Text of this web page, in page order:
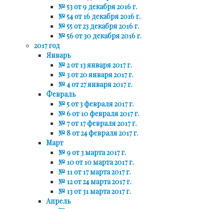
№ 53 от 9 декабря 2016 г.
№ 54 от 16 декабря 2016 г.
№ 55 от 23 декабря 2016 г.
№ 56 от 30 декабря 2016 г.
2017 год
Январь
№ 2 от 13 января 2017 г.
№ 3 от 20 января 2017 г.
№ 4 от 27 января 2017 г.
Февраль
№ 5 от 3 февраля 2017 г.
№ 6 от 10 февраля 2017 г.
№ 7 от 17 февраля 2017 г.
№ 8 от 24 февраля 2017 г.
Март
№ 9 от 3 марта 2017 г.
№ 10 от 10 марта 2017 г.
№ 11 от 17 марта 2017 г.
№ 12 от 24 марта 2017 г.
№ 13 от 31 марта 2017 г.
Апрель